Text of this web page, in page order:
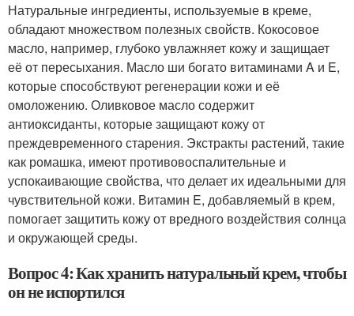
Натуральные ингредиенты, используемые в креме,
обладают множеством полезных свойств. Кокосовое
масло, например, глубоко увлажняет кожу и защищает
её от пересыхания. Масло ши богато витаминами A и E,
которые способствуют регенерации кожи и её
омоложению. Оливковое масло содержит
антиоксиданты, которые защищают кожу от
преждевременного старения. Экстракты растений, такие
как ромашка, имеют противовоспалительные и
успокаивающие свойства, что делает их идеальными для
чувствительной кожи. Витамин E, добавляемый в крем,
помогает защитить кожу от вредного воздействия солнца
и окружающей среды.
Вопрос 4: Как хранить натуральный крем, чтобы
он не испортился